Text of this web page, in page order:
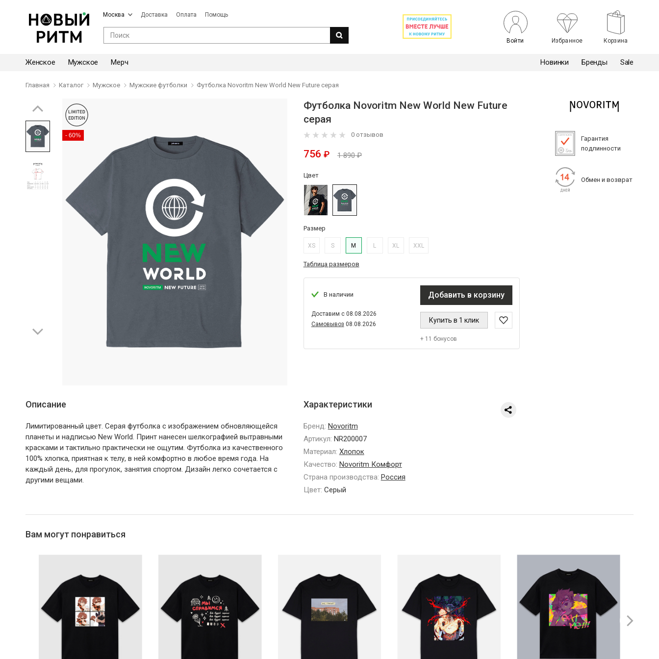
Москва Доставка Оплата Помощь
Войти Избранное Корзина
Женское Мужское Мерч Новинки Бренды Sale
Главная Каталог Мужское Мужские футболки Футболка Novoritm New World New Future серая
- 60%
Футболка Novoritm New World New Future
серая
0 отзывов
756 ₽ 1 890 ₽
Цвет
Размер
XS S M L XL XXL
Таблица размеров
В наличии
Доставим с 08.08.2026
Самовывоз 08.08.2026
Добавить в корзину
Купить в 1 клик
+ 11 бонусов
Гарантия
подлинности
Обмен и возврат
Описание
Лимитированный цвет. Серая футболка с изображением обновляющейся
планеты и надписью New World. Принт нанесен шелкографией вытравными
красками и тактильно практически не ощутим. Футболка из качественного
100% хлопка, приятная к телу, в ней комфортно в любое время года. На
каждый день, для прогулок, занятия спортом. Дизайн легко сочетается с
другими вещами.
Характеристики
Бренд: Novoritm
Артикул: NR200007
Материал: Хлопок
Качество: Novoritm Комфорт
Страна производства: Россия
Цвет: Серый
Вам могут понравиться